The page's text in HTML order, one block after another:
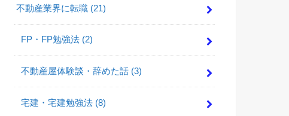
不動産業界に転職 (21)
FP・FP勉強法 (2)
不動産屋体験談・辞めた話 (3)
宅建・宅建勉強法 (8)